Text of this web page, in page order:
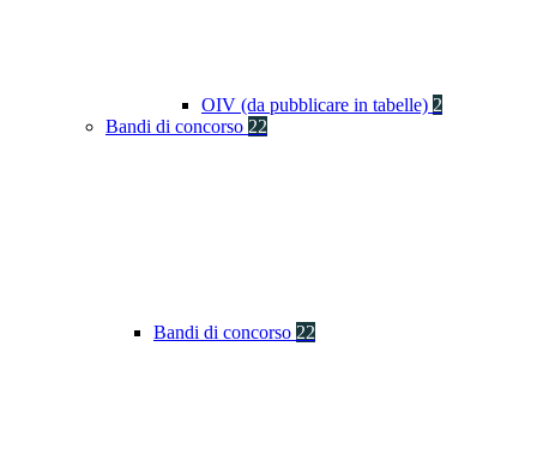
OIV (da pubblicare in tabelle) 2
Bandi di concorso 22
Bandi di concorso 22